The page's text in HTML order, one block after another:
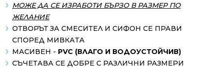
МОЖЕ ДА СЕ ИЗРАБОТИ БЪРЗО В РАЗМЕР ПО
ЖЕЛАНИЕ
ОТВОРЪТ ЗА СМЕСИТЕЛ И СИФОН СЕ ПРАВИ
СПОРЕД МИВКАТА
МАСИВЕН - PVC (ВЛАГО И ВОДОУСТОЙЧИВ)
СЪЧЕТАВА СЕ ДОБРЕ С РАЗЛИЧНИ РАЗМЕРИ